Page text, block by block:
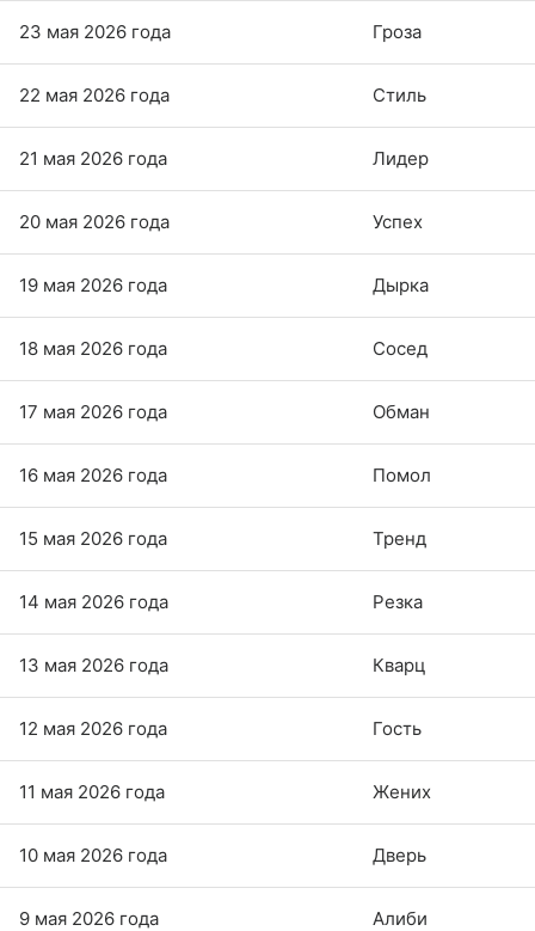
23 мая 2026 года Гроза
22 мая 2026 года Стиль
21 мая 2026 года Лидер
20 мая 2026 года Успех
19 мая 2026 года Дырка
18 мая 2026 года Сосед
17 мая 2026 года Обман
16 мая 2026 года Помол
15 мая 2026 года Тренд
14 мая 2026 года Резка
13 мая 2026 года Кварц
12 мая 2026 года Гость
11 мая 2026 года Жених
10 мая 2026 года Дверь
9 мая 2026 года Алиби